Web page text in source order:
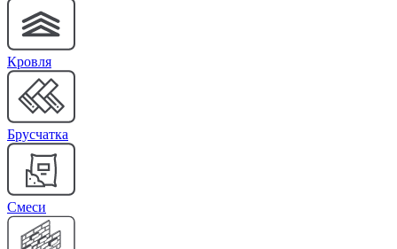
Кровля
Брусчатка
Cмеси